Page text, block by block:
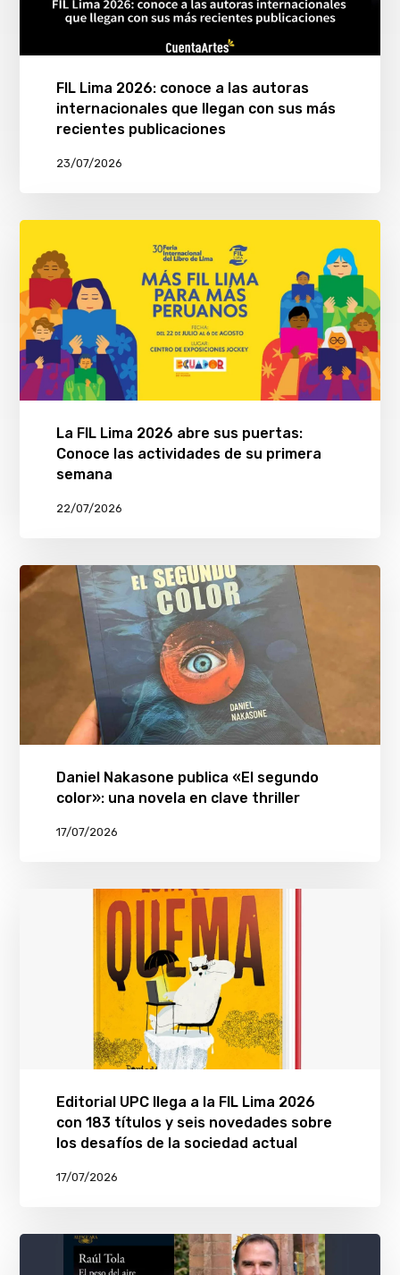
FIL Lima 2026: conoce a las autoras
internacionales que llegan con sus más
recientes publicaciones
23/07/2026
La FIL Lima 2026 abre sus puertas:
Conoce las actividades de su primera
semana
22/07/2026
Daniel Nakasone publica «El segundo
color»: una novela en clave thriller
17/07/2026
Editorial UPC llega a la FIL Lima 2026
con 183 títulos y seis novedades sobre
los desafíos de la sociedad actual
17/07/2026